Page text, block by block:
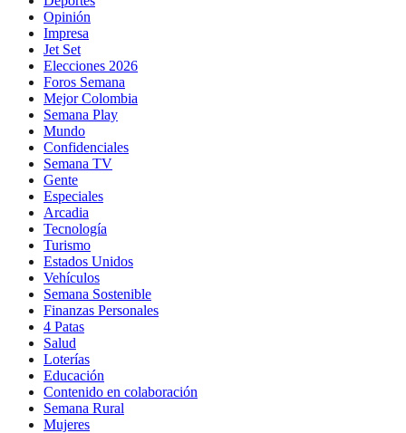
Opinión
Impresa
Jet Set
Elecciones 2026
Foros Semana
Mejor Colombia
Semana Play
Mundo
Confidenciales
Semana TV
Gente
Especiales
Arcadia
Tecnología
Turismo
Estados Unidos
Vehículos
Semana Sostenible
Finanzas Personales
4 Patas
Salud
Loterías
Educación
Contenido en colaboración
Semana Rural
Mujeres